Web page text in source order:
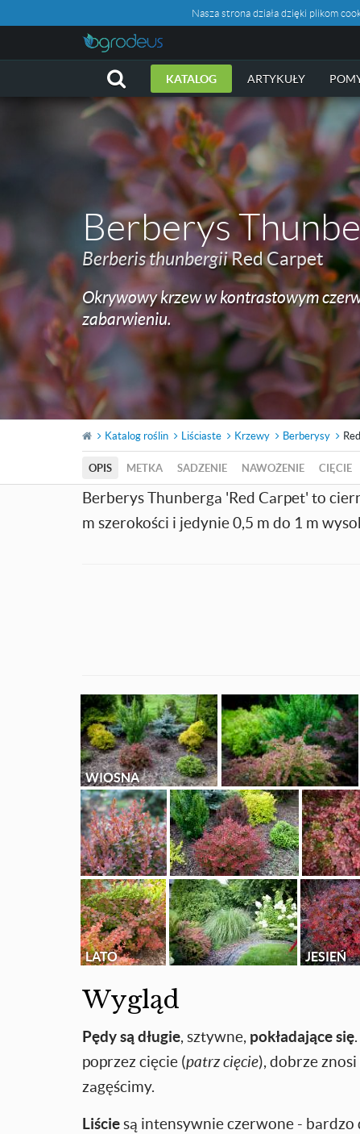
Nasza strona działa dzięki plikom
KATALOG ARTYKUŁY
Berberys
Berberis thunbergiiRed Carpet
Okrywowy krzew w kontrastowym
zabarwieniu.
Katalog roślin Liściaste Krzewy Berberysy
OPIS METKA SADZENIE NAWOŻENIE CIĘCIE
Berberys Thunberga 'Red Carpet' to
m szerokości i jedynie 0,5 m do 1 m
WIOSNA
LATO JESIEŃ
Wygląd
Pędy są długie, sztywne, pokładające się
poprzez cięcie (patrz cięcie), dobrze
zagęścimy.
Liściesą intensywnie czerwone - bardzo